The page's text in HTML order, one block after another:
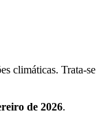
climáticas. Trata-se
de 2026.